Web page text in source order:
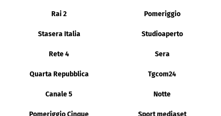
Rai 2 Pomeriggio
Stasera Italia Studioaperto
Rete 4 Sera
Quarta Repubblica Tgcom24
Canale 5 Notte
Pomeriggio Cinque Sport mediaset